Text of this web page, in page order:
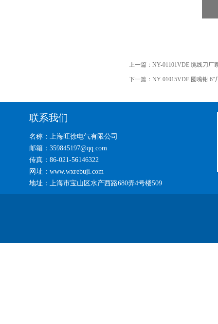
上一篇： NY-01101VDE 缆线刀厂
下一篇： NY-01015VDE 圆嘴钳 6“
联系我们
名称：上海旺徐电气有限公司
邮箱：359845197@qq.com
传真：86-021-56146322
网址：www.wxrebuji.com
地址：上海市宝山区水产西路680弄4号楼509